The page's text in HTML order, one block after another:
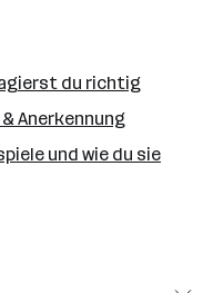
du richtig
Anerkennung
und wie du sie